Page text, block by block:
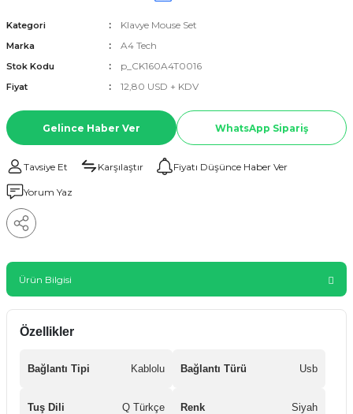
Kategori Klavye Mouse Set
Marka A4 Tech
Stok Kodu p_CK160A4T0016
Fiyat 12,80 USD + KDV
Gelince Haber Ver WhatsApp Sipariş
Tavsiye Et Karşılaştır Fiyatı Düşünce Haber Ver
Yorum Yaz
Ürün Bilgisi
Özellikler
Bağlantı Tipi Kablolu Bağlantı Türü Usb
Tuş Dili Q Türkçe Renk Siyah